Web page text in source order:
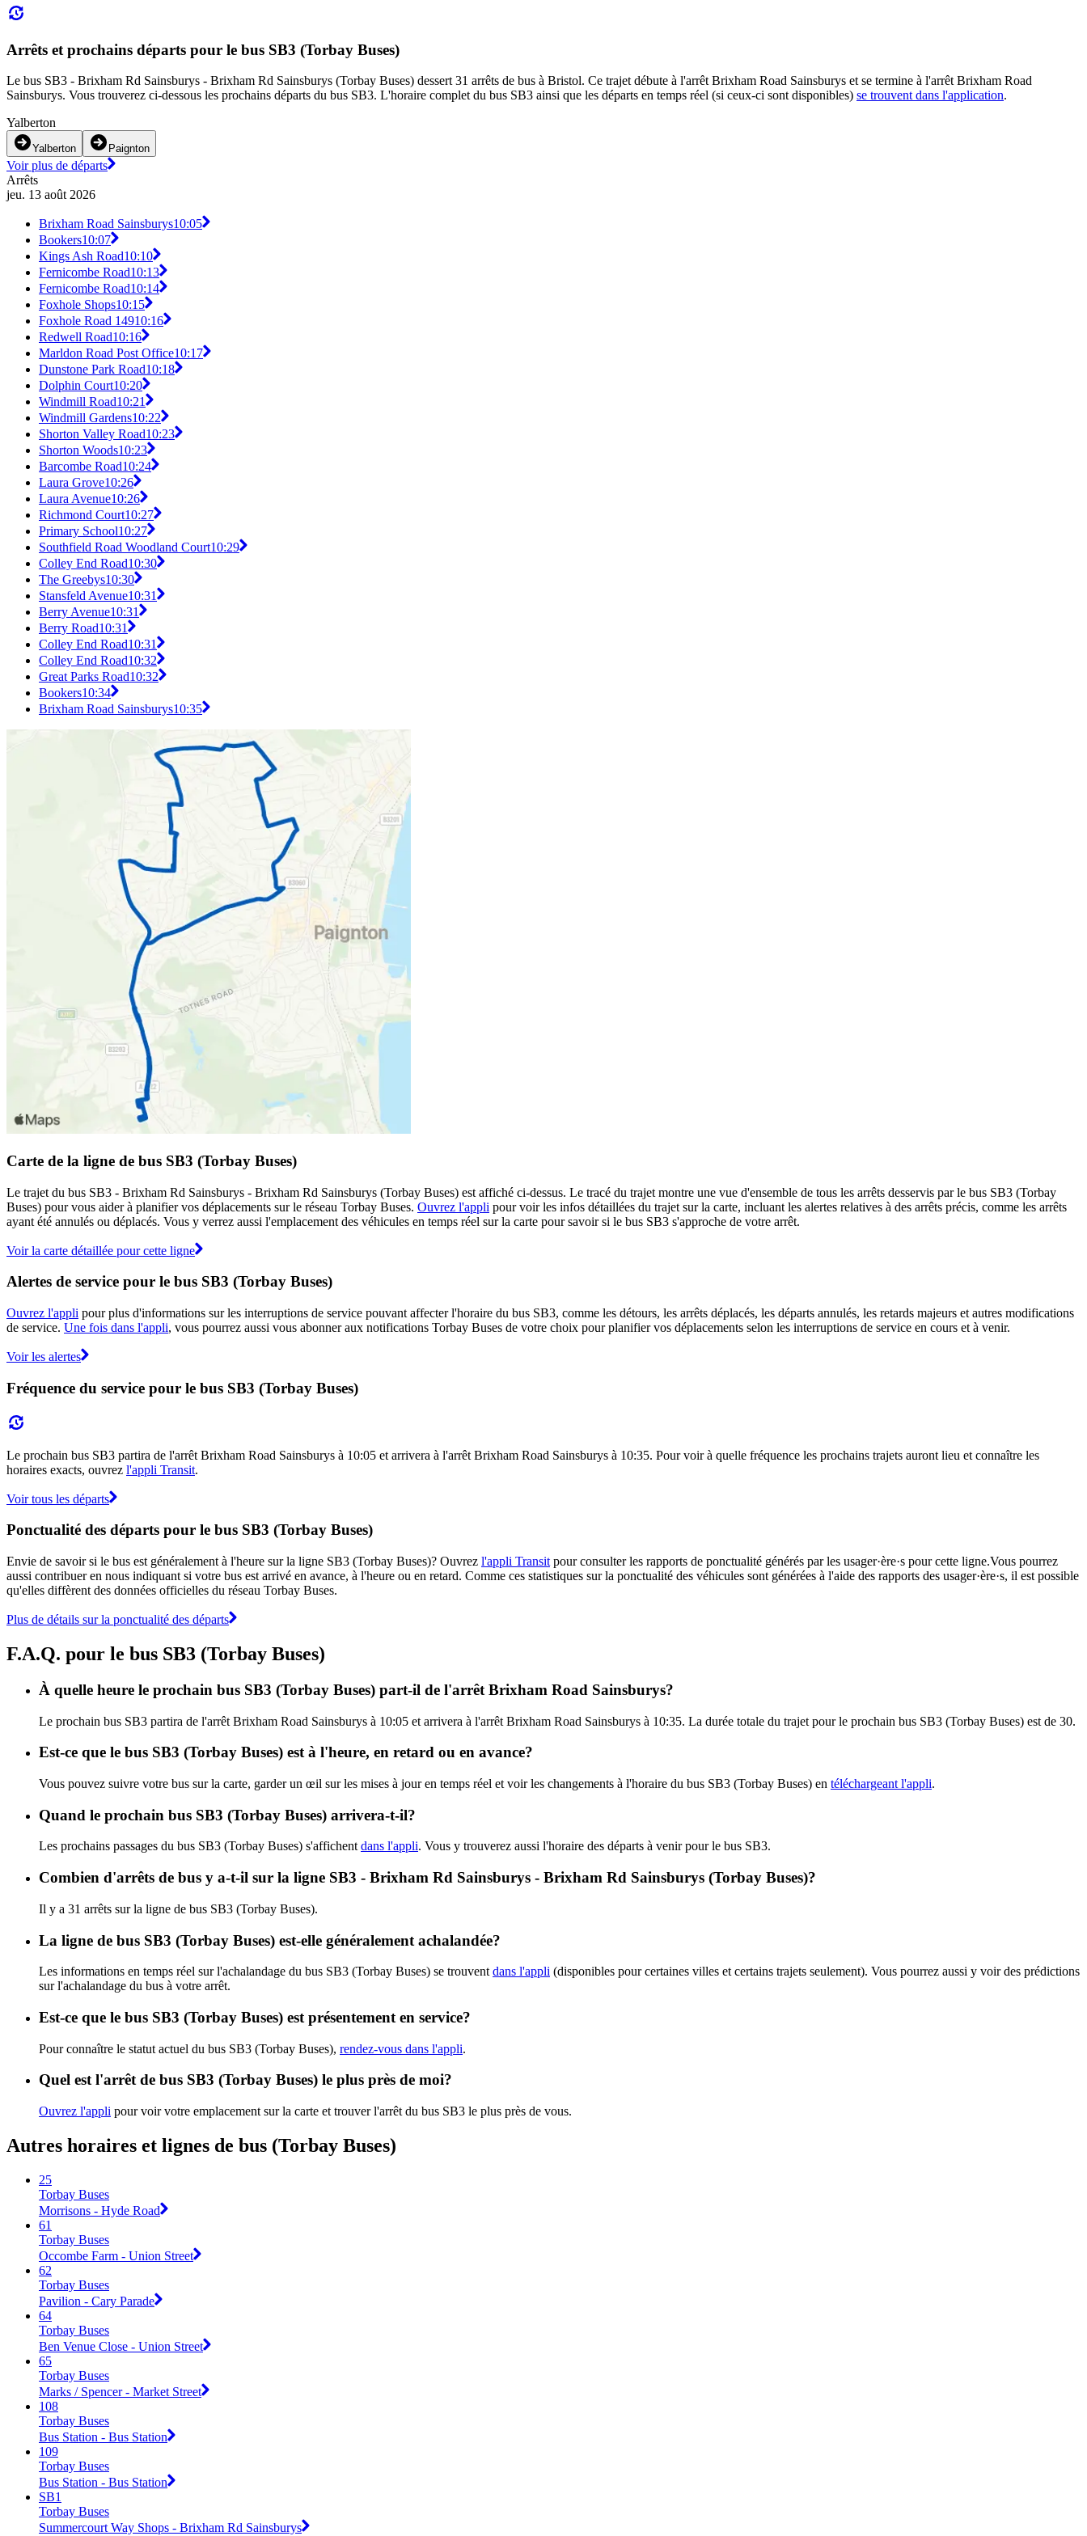
Arrêts et prochains départs pour le bus SB3 (Torbay Buses)
Le bus SB3 - Brixham Rd Sainsburys - Brixham Rd Sainsburys (Torbay Buses) dessert 31 arrêts de bus à Bristol. Ce trajet débute à l'arrêt Brixham Road Sainsburys et se termine à l'arrêt Brixham Road
Sainsburys. Vous trouverez ci-dessous les prochains départs du bus SB3. L'horaire complet du bus SB3 ainsi que les départs en temps réel (si ceux-ci sont disponibles) se trouvent dans l'application.
Yalberton
Yalberton Paignton
Voir plus de départs
Arrêts
jeu. 13 août 2026
Brixham Road Sainsburys10:05
Bookers10:07
Kings Ash Road10:10
Fernicombe Road10:13
Fernicombe Road10:14
Foxhole Shops10:15
Foxhole Road 14910:16
Redwell Road10:16
Marldon Road Post Office10:17
Dunstone Park Road10:18
Dolphin Court10:20
Windmill Road10:21
Windmill Gardens10:22
Shorton Valley Road10:23
Shorton Woods10:23
Barcombe Road10:24
Laura Grove10:26
Laura Avenue10:26
Richmond Court10:27
Primary School10:27
Southfield Road Woodland Court10:29
Colley End Road10:30
The Greebys10:30
Stansfeld Avenue10:31
Berry Avenue10:31
Berry Road10:31
Colley End Road10:31
Colley End Road10:32
Great Parks Road10:32
Bookers10:34
Brixham Road Sainsburys10:35
Carte de la ligne de bus SB3 (Torbay Buses)
Le trajet du bus SB3 - Brixham Rd Sainsburys - Brixham Rd Sainsburys (Torbay Buses) est affiché ci-dessus. Le tracé du trajet montre une vue d'ensemble de tous les arrêts desservis par le bus SB3 (Torbay
Buses) pour vous aider à planifier vos déplacements sur le réseau Torbay Buses. Ouvrez l'appli pour voir les infos détaillées du trajet sur la carte, incluant les alertes relatives à des arrêts précis, comme les arrêts
ayant été annulés ou déplacés. Vous y verrez aussi l'emplacement des véhicules en temps réel sur la carte pour savoir si le bus SB3 s'approche de votre arrêt.
Voir la carte détaillée pour cette ligne
Alertes de service pour le bus SB3 (Torbay Buses)
Ouvrez l'appli pour plus d'informations sur les interruptions de service pouvant affecter l'horaire du bus SB3, comme les détours, les arrêts déplacés, les départs annulés, les retards majeurs et autres modifications
de service. Une fois dans l'appli, vous pourrez aussi vous abonner aux notifications Torbay Buses de votre choix pour planifier vos déplacements selon les interruptions de service en cours et à venir.
Voir les alertes
Fréquence du service pour le bus SB3 (Torbay Buses)
Le prochain bus SB3 partira de l'arrêt Brixham Road Sainsburys à 10:05 et arrivera à l'arrêt Brixham Road Sainsburys à 10:35. Pour voir à quelle fréquence les prochains trajets auront lieu et connaître les
horaires exacts, ouvrez l'appli Transit.
Voir tous les départs
Ponctualité des départs pour le bus SB3 (Torbay Buses)
Envie de savoir si le bus est généralement à l'heure sur la ligne SB3 (Torbay Buses)? Ouvrez l'appli Transit pour consulter les rapports de ponctualité générés par les usager·ère·s pour cette ligne.Vous pourrez
aussi contribuer en nous indiquant si votre bus est arrivé en avance, à l'heure ou en retard. Comme ces statistiques sur la ponctualité des véhicules sont générées à l'aide des rapports des usager·ère·s, il est possible
qu'elles diffèrent des données officielles du réseau Torbay Buses.
Plus de détails sur la ponctualité des départs
F.A.Q. pour le bus SB3 (Torbay Buses)
À quelle heure le prochain bus SB3 (Torbay Buses) part-il de l'arrêt Brixham Road Sainsburys?
Le prochain bus SB3 partira de l'arrêt Brixham Road Sainsburys à 10:05 et arrivera à l'arrêt Brixham Road Sainsburys à 10:35. La durée totale du trajet pour le prochain bus SB3 (Torbay Buses) est de 30.
Est-ce que le bus SB3 (Torbay Buses) est à l'heure, en retard ou en avance?
Vous pouvez suivre votre bus sur la carte, garder un œil sur les mises à jour en temps réel et voir les changements à l'horaire du bus SB3 (Torbay Buses) en téléchargeant l'appli.
Quand le prochain bus SB3 (Torbay Buses) arrivera-t-il?
Les prochains passages du bus SB3 (Torbay Buses) s'affichent dans l'appli. Vous y trouverez aussi l'horaire des départs à venir pour le bus SB3.
Combien d'arrêts de bus y a-t-il sur la ligne SB3 - Brixham Rd Sainsburys - Brixham Rd Sainsburys (Torbay Buses)?
Il y a 31 arrêts sur la ligne de bus SB3 (Torbay Buses).
La ligne de bus SB3 (Torbay Buses) est-elle généralement achalandée?
Les informations en temps réel sur l'achalandage du bus SB3 (Torbay Buses) se trouvent dans l'appli (disponibles pour certaines villes et certains trajets seulement). Vous pourrez aussi y voir des prédictions
sur l'achalandage du bus à votre arrêt.
Est-ce que le bus SB3 (Torbay Buses) est présentement en service?
Pour connaître le statut actuel du bus SB3 (Torbay Buses), rendez-vous dans l'appli.
Quel est l'arrêt de bus SB3 (Torbay Buses) le plus près de moi?
Ouvrez l'appli pour voir votre emplacement sur la carte et trouver l'arrêt du bus SB3 le plus près de vous.
Autres horaires et lignes de bus (Torbay Buses)
25
Torbay Buses
Morrisons - Hyde Road
61
Torbay Buses
Occombe Farm - Union Street
62
Torbay Buses
Pavilion - Cary Parade
64
Torbay Buses
Ben Venue Close - Union Street
65
Torbay Buses
Marks / Spencer - Market Street
108
Torbay Buses
Bus Station - Bus Station
109
Torbay Buses
Bus Station - Bus Station
SB1
Torbay Buses
Summercourt Way Shops - Brixham Rd Sainsburys